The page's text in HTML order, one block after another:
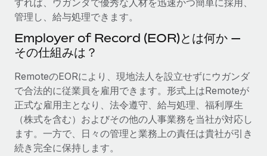
候補者の選考プロセスをシンプルに
コンプライアンスリスクを先回りして対応
デバイス管理
ITデバイスを世界規模で提供・管理
法人設立
サポートを依頼する
すべてのリソースを表示する
ブログ
グローバル給与処理
EORおよびPEO
契約社員管理
管理し、給与処理できます。
Employer of Record (EOR)とは何か —
その仕組みは？
RemoteのEORにより、現地法人を設立せずにウガンダ
で合法的に従業員を雇用できます。形式上はRemoteが
正式な雇用主となり、法令遵守、給与処理、福利厚生
（株式を含む）およびその他の人事業務を当社が対応し
ます。一方で、日々の管理と業務上の責任は貴社が引き
続き完全に保持します。